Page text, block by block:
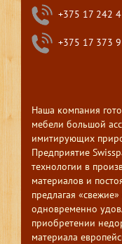
+375 17 242
+375 17 373
Наша компания
мебели большой
имитирующих
Предприятие
технологии в
материалов и
предлагая
одновременно
приобретении
материала